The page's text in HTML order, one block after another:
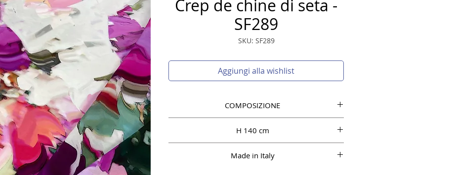
Crep de chine di seta -
SF289
SKU: SF289
Aggiungi alla wishlist
COMPOSIZIONE
H 140 cm
Made in Italy